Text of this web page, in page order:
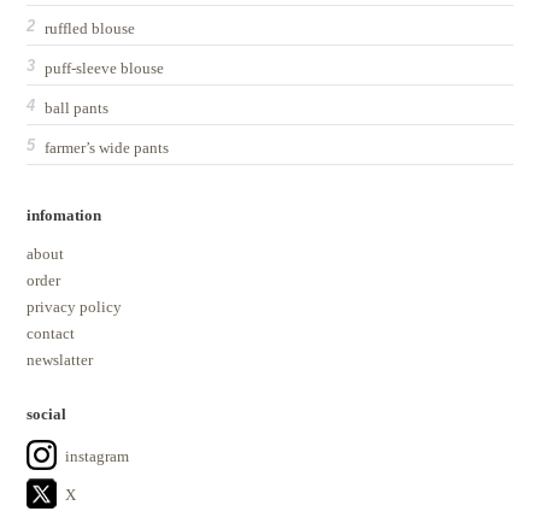
ruffled blouse
puff-sleeve blouse
ball pants
farmer’s wide pants
infomation
about
order
privacy policy
contact
newslatter
social
instagram
X